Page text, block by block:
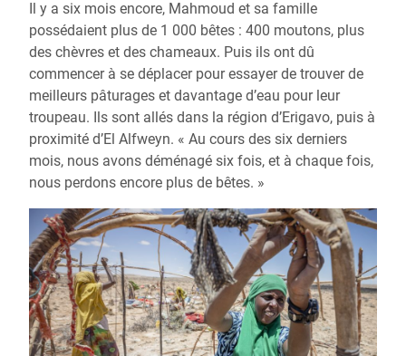
Il y a six mois encore, Mahmoud et sa famille
possédaient plus de 1 000 bêtes : 400 moutons, plus
des chèvres et des chameaux. Puis ils ont dû
commencer à se déplacer pour essayer de trouver de
meilleurs pâturages et davantage d’eau pour leur
troupeau. Ils sont allés dans la région d’Erigavo, puis à
proximité d’El Alfweyn. « Au cours des six derniers
mois, nous avons déménagé six fois, et à chaque fois,
nous perdons encore plus de bêtes. »